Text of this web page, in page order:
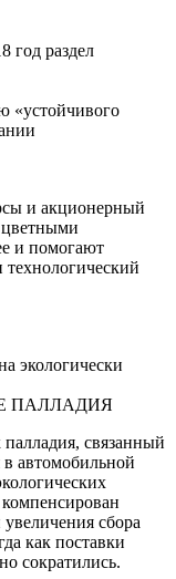
год раздел
«устойчивого
и акционерный
цветными
и помогают
экологически
ПАЛЛАДИЯ
палладия, связанный
автомобильной
увеличения сбора
как поставки
сократились.